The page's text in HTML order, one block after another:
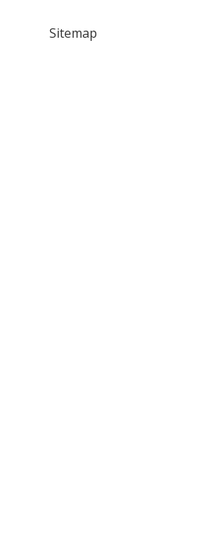
Sitemap